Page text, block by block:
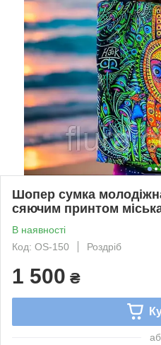
Шопер сумка
сяючим принтом
В наявності
Код: OS-150
Роздріб
1 500 ₴